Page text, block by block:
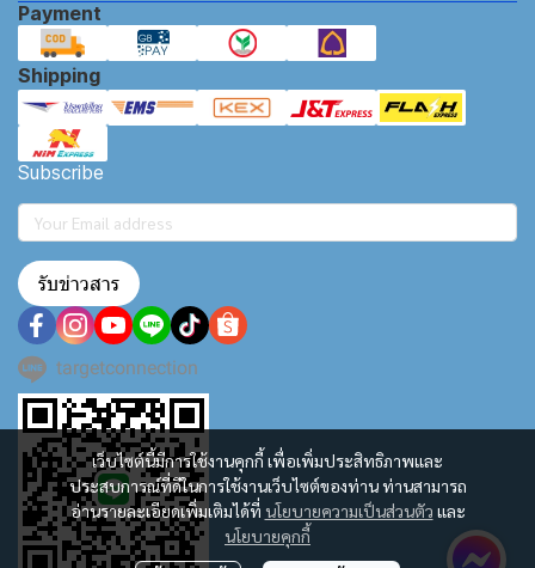
เว็บไซต์นี้มีการใช้งานคุกกี้ เพื่อเพิ่มประสิทธิภาพและ
ประสบการณ์ที่ดีในการใช้งานเว็บไซต์ของท่าน ท่านสามารถ
อ่านรายละเอียดเพิ่มเติมได้ที่ นโยบายความเป็นส่วนตัว และ
นโยบายคุกกี้
Payment
Shipping
Subscribe
รับข่าวสาร
targetconnection